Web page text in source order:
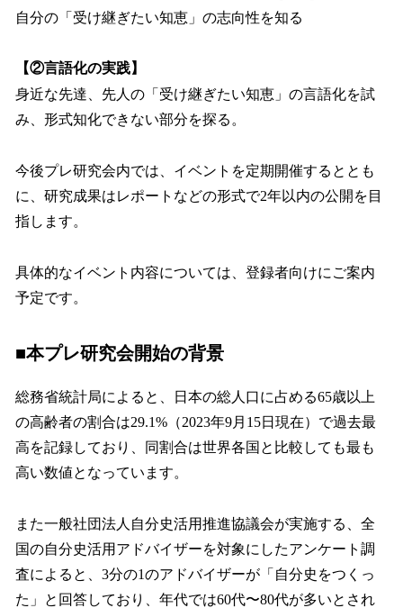
自分の「受け継ぎたい知恵」の志向性を知る
【②言語化の実践】
身近な先達、先人の「受け継ぎたい知恵」の言語化を試
み、形式知化できない部分を探る。
今後プレ研究会内では、イベントを定期開催するととも
に、研究成果はレポートなどの形式で2年以内の公開を目
指します。
具体的なイベント内容については、登録者向けにご案内
予定です。
■本プレ研究会開始の背景
総務省統計局によると、日本の総人口に占める65歳以上
の高齢者の割合は29.1%（2023年9月15日現在）で過去最
高を記録しており、同割合は世界各国と比較しても最も
高い数値となっています。
また一般社団法人自分史活用推進協議会が実施する、全
国の自分史活用アドバイザーを対象にしたアンケート調
査によると、3分の1のアドバイザーが「自分史をつくっ
た」と回答しており、年代では60代〜80代が多いとされ